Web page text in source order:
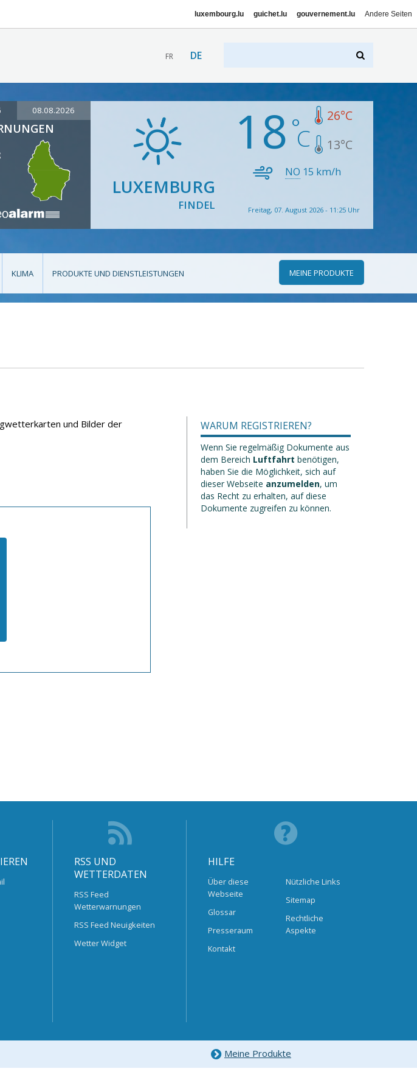
luxembourg.lu guichet.lu gouvernement.lu Andere Seiten
FR DE
08.08.2026
LUXEMBURG
FINDEL
18 26°C
13°C
NO 15 km/h
Freitag, 07. August 2026 - 11:25 Uhr
KLIMA PRODUKTE UND DIENSTLEISTUNGEN MEINE PRODUKTE
und Bilder der
WARUM REGISTRIEREN?
Wenn Sie regelmäßig Dokumente aus
dem Bereich Luftfahrt benötigen,
haben Sie die Möglichkeit, sich auf
dieser Webseite anzumelden, um
das Recht zu erhalten, auf diese
Dokumente zugreifen zu können.
RSS UND
WETTERDATEN
RSS Feed
Wetterwarnungen
RSS Feed Neuigkeiten
Wetter Widget
HILFE
Über diese
Webseite
Glossar
Presseraum
Kontakt
Nützliche Links
Sitemap
Rechtliche
Aspekte
Meine Produkte